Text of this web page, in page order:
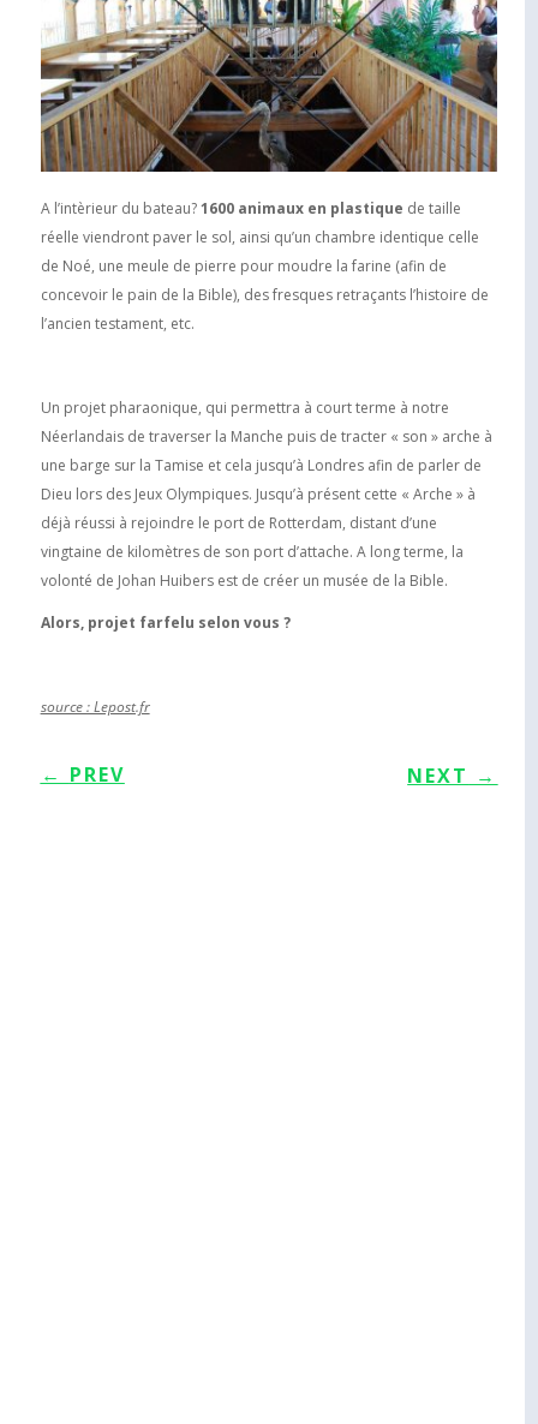
A l’intèrieur du bateau?1600 animaux en plastique de taille
réelle viendront paver le sol, ainsi qu’un chambre identique celle
de Noé, une meule de pierre pour moudre la farine (afin de
concevoir le pain de la Bible), des fresques retraçants l’histoire de
l’ancien testament, etc.
Un projet pharaonique, qui permettra à court terme à notre
Néerlandais de traverser la Manche puis de tracter « son » arche à
une barge sur la Tamise et cela jusqu’à Londres afin de parler de
Dieu lors des Jeux Olympiques. Jusqu’à présent cette « Arche » à
déjà réussi à rejoindre le port de Rotterdam, distant d’une
vingtaine de kilomètres de son port d’attache. A long terme, la
volonté de Johan Huibers est de créer un musée de la Bible.
Alors, projet farfelu selon vous ?
source : Lepost.fr
← PREV NEXT →